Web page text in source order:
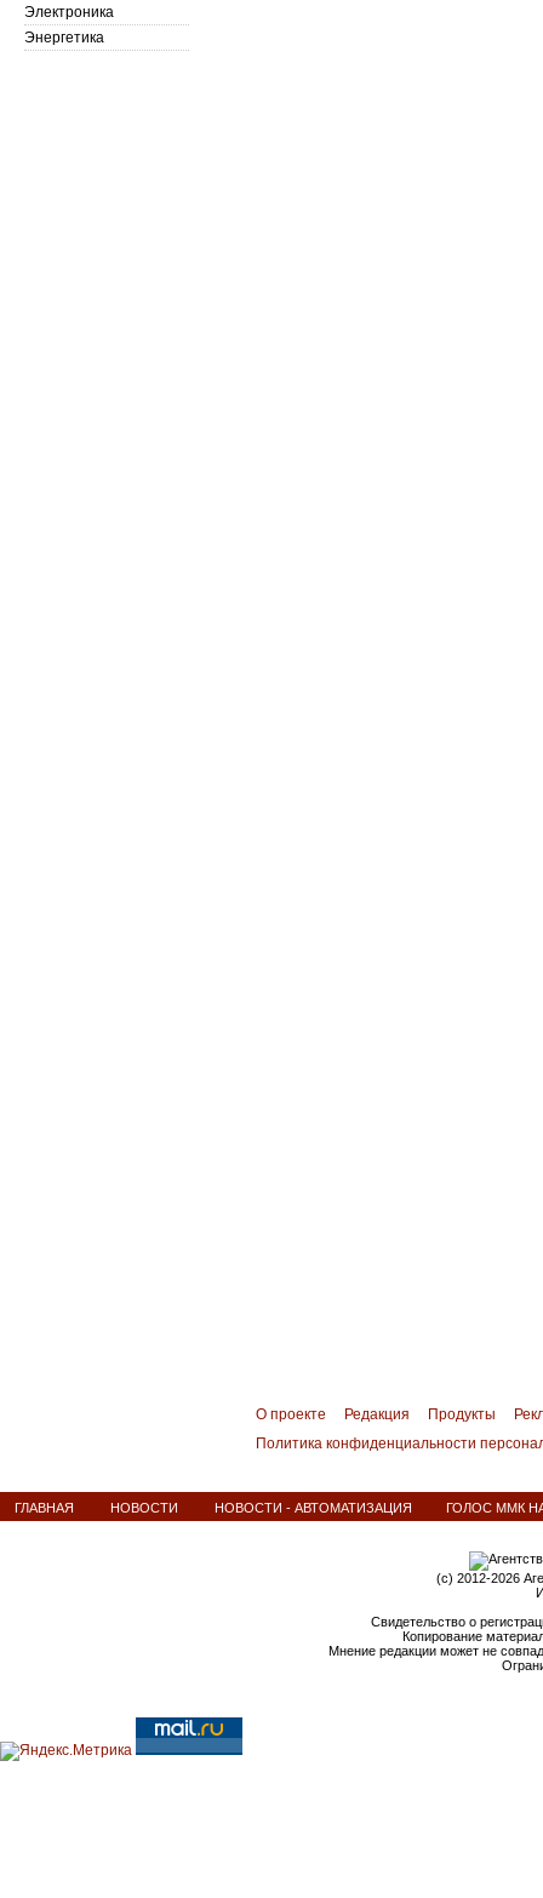
Электроника
Энергетика
О проекте Редакция Продукты
Политика конфиденциальности
ГЛАВНАЯ НОВОСТИ НОВОСТИ - АВТОМАТИЗАЦИЯ ГОЛОС ММК
(c) 2012-2026
Свидетельство о
Копирование
Мнение редакции может не